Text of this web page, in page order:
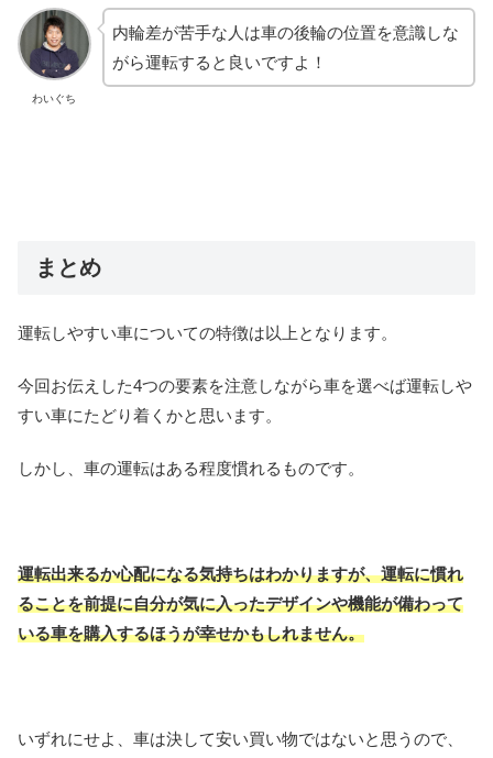
わいぐち
内輪差が苦手な人は車の後輪の位置を意識しな
がら運転すると良いですよ！
まとめ
運転しやすい車についての特徴は以上となります。
今回お伝えした4つの要素を注意しながら車を選べば運転しや
すい車にたどり着くかと思います。
しかし、車の運転はある程度慣れるものです。
運転出来るか心配になる気持ちはわかりますが、運転に慣れ
ることを前提に自分が気に入ったデザインや機能が備わって
いる車を購入するほうが幸せかもしれません。
いずれにせよ、車は決して安い買い物ではないと思うので、